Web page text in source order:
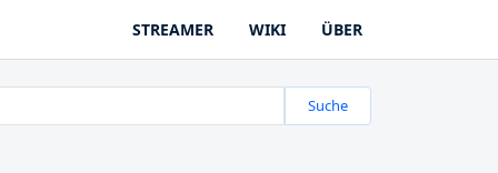
STREAMER WIKI ÜBER
Suche